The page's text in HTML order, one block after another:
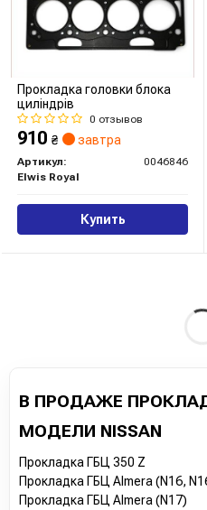
Прокладка головки блока
циліндрів
0 отзывов
910 ₴ завтра
Артикул:
0046846
Elwis Royal
Купить
В ПРОДАЖЕ
МОДЕЛИ NISSAN
Прокладка ГБЦ 350 Z
Прокладка ГБЦ Almera (N16,
Прокладка ГБЦ Almera (N17)